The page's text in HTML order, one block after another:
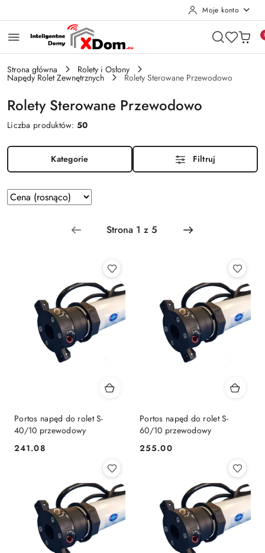
Moje konto
Strona główna Rolety i Osłony
Napędy Rolet Zewnętrznych Rolety Sterowane Przewodowo
Rolety Sterowane Przewodowo
Liczba produktów:50
Kategorie Filtruj
Zastosowano
sortowanie:
Sortuj
według
Portos napęd do rolet S-
40/10 przewodowy
Cena:
241.08
Portos napęd do rolet S-
60/10 przewodowy
Cena:
255.00